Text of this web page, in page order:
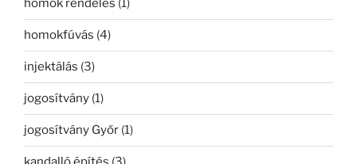
homok rendelés (1)
homokfúvás (4)
injektálás (3)
jogosítvány (1)
jogosítvány Győr (1)